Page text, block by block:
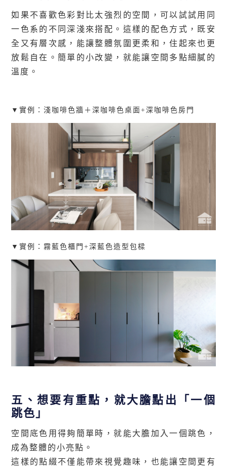
如果不喜歡色彩對比太強烈的空間，可以試試用同
一色系的不同深淺來搭配。這樣的配色方式，既安
全又有層次感，能讓整體氛圍更柔和，住起來也更
放鬆自在。簡單的小改變，就能讓空間多點細膩的
溫度。
▼實例：淺咖啡色牆＋深咖啡色桌面+深咖啡色房門
▼實例：霧藍色櫃門+深藍色造型包樑
五、想要有重點，就大膽點出「一個
跳色」
空間底色用得夠簡單時，就能大膽加入一個跳色，
成為整體的小亮點。
這樣的點綴不僅能帶來視覺趣味，也能讓空間更有